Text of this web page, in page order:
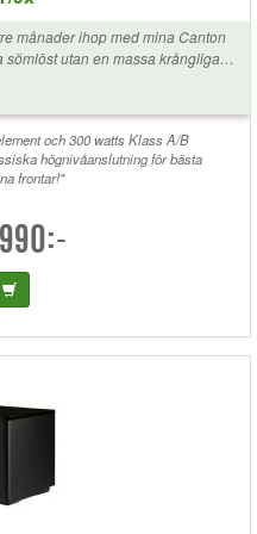
månader ihop med mina Canton
utan en massa krångliga
att den finns när man stänger
och 300 watts Klass A/B
högnivåanslutning för bästa
frontar!"